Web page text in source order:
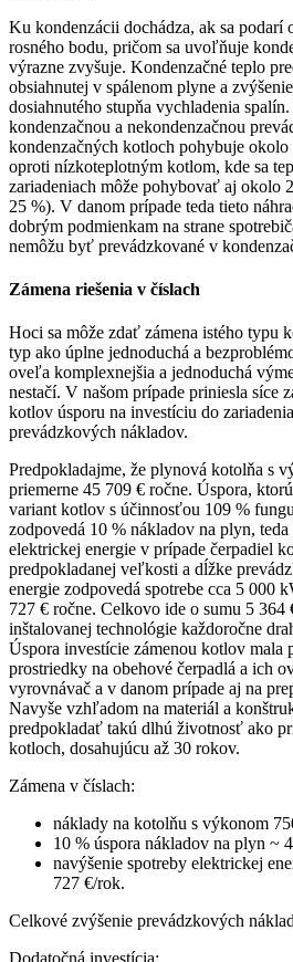
Ku kondenzácii dochádza, ak sa
rosného bodu, pričom sa uvoľňuje
výrazne zvyšuje. Kondenzačné teplo
obsiahnutej v spálenom plyne a
dosiahnutého stupňa vychladenia
kondenzačnou a nekondenzačnou
kondenzačných kotloch pohybuje
oproti nízkoteplotným kotlom, kde sa
zariadeniach môže pohybovať aj okolo
25 %). V danom prípade teda tieto
dobrým podmienkam na strane
nemôžu byť prevádzkované v
Zámena riešenia v číslach
Hoci sa môže zdať zámena istého typu
typ ako úplne jednoduchá a
oveľa komplexnejšia a jednoduchá
nestačí. V našom prípade priniesla síce
kotlov úsporu na investíciu do
prevádzkových nákladov.
Predpokladajme, že plynová kotolňa s
priemerne 45 709 € ročne. Úspora,
variant kotlov s účinnosťou 109 %
zodpovedá 10 % nákladov na plyn,
elektrickej energie v prípade čerpadiel
predpokladanej veľkosti a dĺžke
energie zodpovedá spotrebe cca 5 000
727 € ročne. Celkovo ide o sumu 5 364
inštalovanej technológie každoročne
Úspora investície zámenou kotlov mala
prostriedky na obehové čerpadlá a ich
vyrovnávač a v danom prípade aj na
Navyše vzhľadom na materiál a
predpokladať takú dlhú životnosť ako
kotloch, dosahujúcu až 30 rokov.
Zámena v číslach:
náklady na kotolňu s výkonom
10 % úspora nákladov na plyn ~
navýšenie spotreby elektrickej
727 €/rok.
Celkové zvýšenie prevádzkových